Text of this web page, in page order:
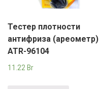
Тестер плотности
антифриза (ареометр)
ATR-96104
11.22 Br